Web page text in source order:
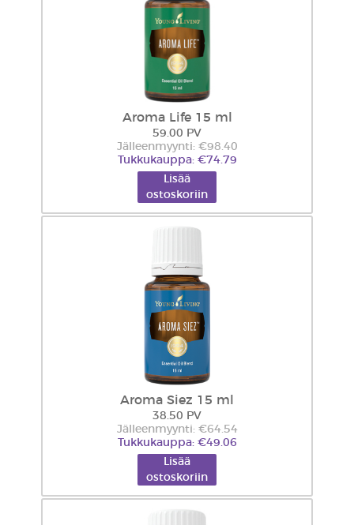
Aroma Life 15 ml
59.00 PV
Jälleenmyynti: €98.40
Tukkukauppa: €74.79
Lisää
ostoskoriin
Aroma Siez 15 ml
38.50 PV
Jälleenmyynti: €64.54
Tukkukauppa: €49.06
Lisää
ostoskoriin